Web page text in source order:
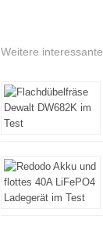
Weitere